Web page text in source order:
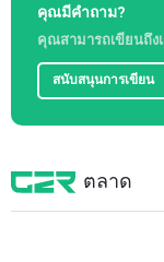
คุณมีคำถาม?
คุณสามารถเขียนถึง
สนับสนุนการเขียน
ตลาด